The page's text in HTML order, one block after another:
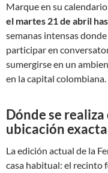
Marque en su
el martes 21 de abril
semanas intensas
participar en
sumergirse en un
en la capital colombiana.
Dónde se
ubicación exacta
La edición actual de la
casa habitual: el recinto